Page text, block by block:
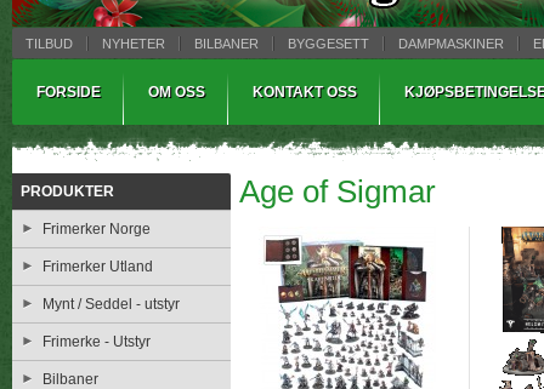
TILBUD NYHETER BILBANER BYGGESETT DAMPMASKINER
FORSIDE OM OSS KONTAKT OSS
PRODUKTER
Frimerker Norge
Frimerker Utland
Mynt / Seddel - utstyr
Frimerke - Utstyr
Bilbaner
Age of Sigmar